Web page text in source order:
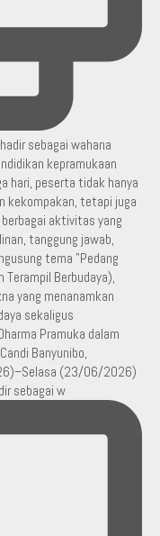
sebagai w